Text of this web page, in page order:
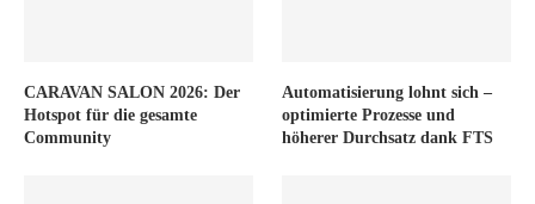
CARAVAN SALON 2026: Der
Hotspot für die gesamte
Community
Automatisierung lohnt sich –
optimierte Prozesse und
höherer Durchsatz dank FTS